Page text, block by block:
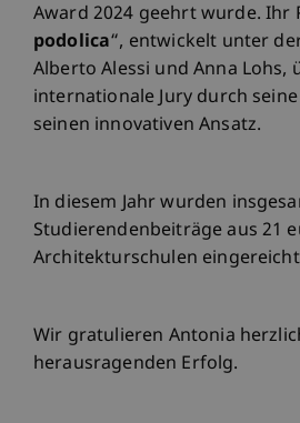
Award 2024 geehrt wurde. Ihr
podolica“, entwickelt unter
Alberto Alessi und Anna Lohs,
internationale Jury durch
seinen innovativen Ansatz.
In diesem Jahr wurden
Studierendenbeiträge aus 21
Architekturschulen
Wir gratulieren Antonia
herausragenden Erfolg.